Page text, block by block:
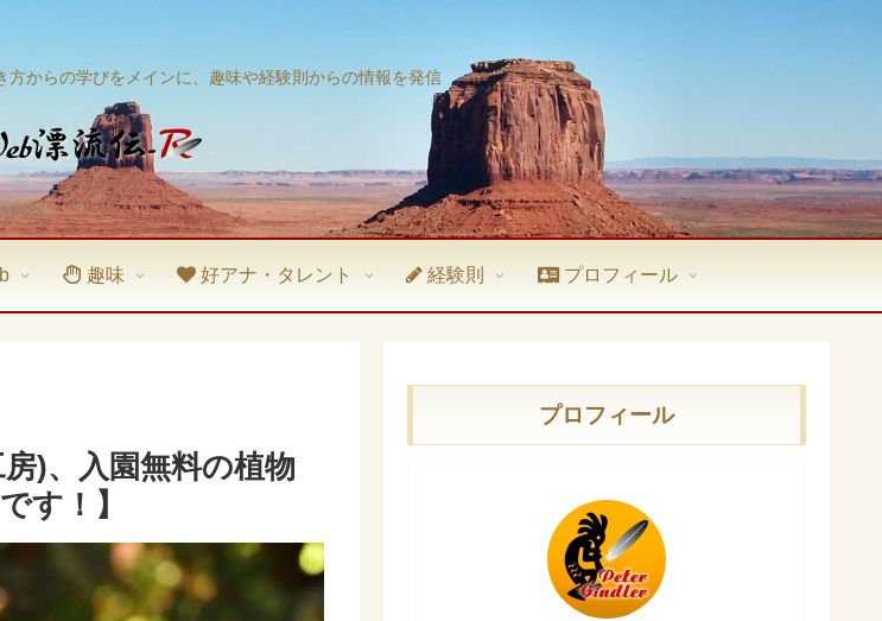
方からの学びをメインに、趣味や経験則からの情報を発信
趣味 好アナ・タレント 経験則 プロフィール
)、入園無料の植物
す！】
プロフィール